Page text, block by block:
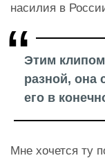
насилия в
Этим
разной, она
его в
Мне хочется ту